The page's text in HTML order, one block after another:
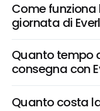
Come
giornata di
Quanto tempo
consegna con
Quanto costa